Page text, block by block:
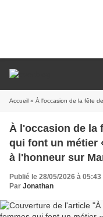
Accueil » À l'occasion de la fête des mères, sept
À l'occasion de la
qui font un métier
à l'honneur sur
Publié le 28/05/2026 à 05:43
Par Jonathan